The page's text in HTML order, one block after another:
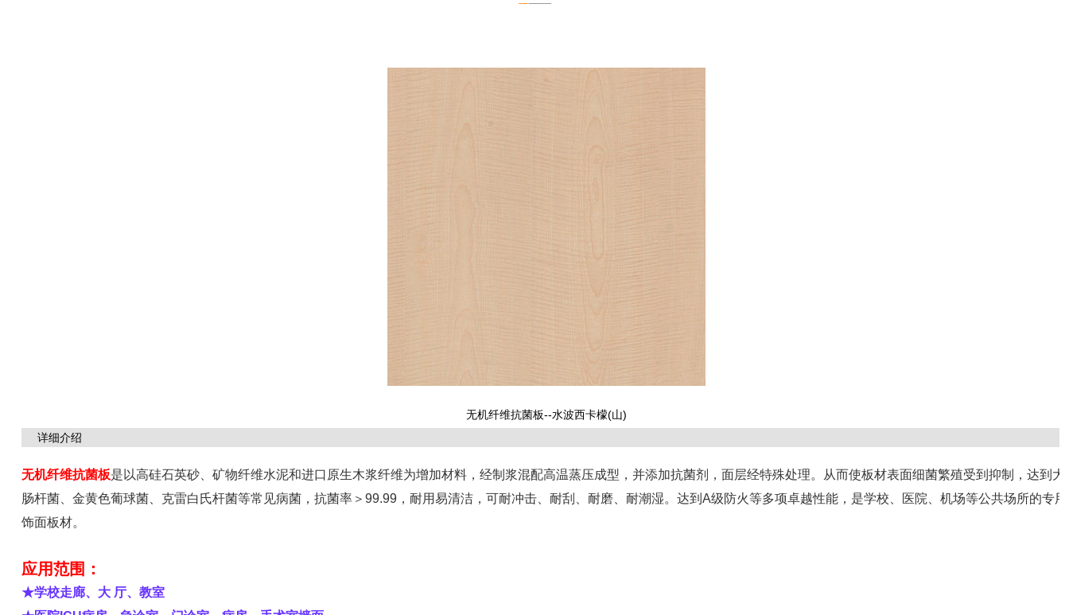
无机纤维抗菌板--水波西卡檬(山)
详细介绍
无机纤维抗菌板是以高硅石英砂、矿物纤维水泥和进口原生木浆纤维为增加材料，经制浆混配高温蒸压成型，并添加抗菌剂，面层经特殊处理。从而使板材表面细菌繁殖受到抑制，达到大
肠杆菌、金黄色葡球菌、克雷白氏杆菌等常见病菌，抗菌率＞99.99，耐用易清洁，可耐冲击、耐刮、耐磨、耐潮湿。达到A级防火等多项卓越性能，是学校、医院、机场等公共场所的专用
饰面板材。
应用范围：
★学校走廊、大 厅、教室